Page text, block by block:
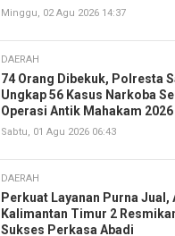
Minggu, 02 Agu 2026 14:37
DAERAH
74 Orang Dibekuk, Polresta
Ungkap 56 Kasus Narkoba
Operasi Antik Mahakam 2026
Sabtu, 01 Agu 2026 06:43
DAERAH
Perkuat Layanan Purna
Kalimantan Timur 2
Sukses Perkasa Abadi